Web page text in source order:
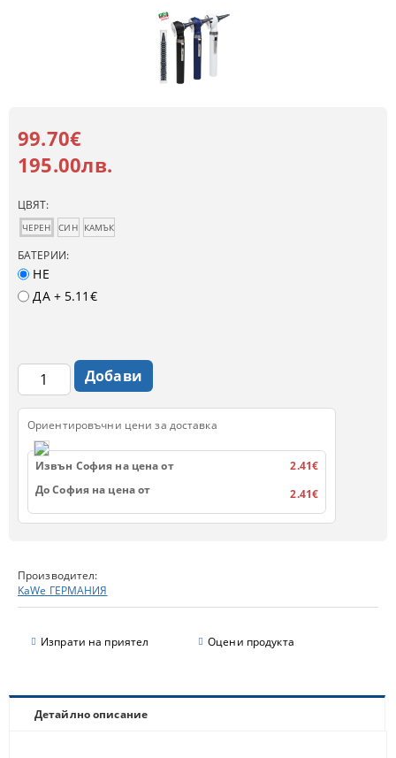
Производител:
KaWe ГЕРМАНИЯ
Изпрати на приятел Оцени продукта
99.70€
195.00лв.
ЦВЯТ:
ЧЕРЕН СИН КАМЪК
БАТЕРИИ:
НЕ
ДА + 5.11€
Ориентировъчни цени за доставка
Извън София на цена от
2.41€
До София на цена от
2.41€
Детайлно описание